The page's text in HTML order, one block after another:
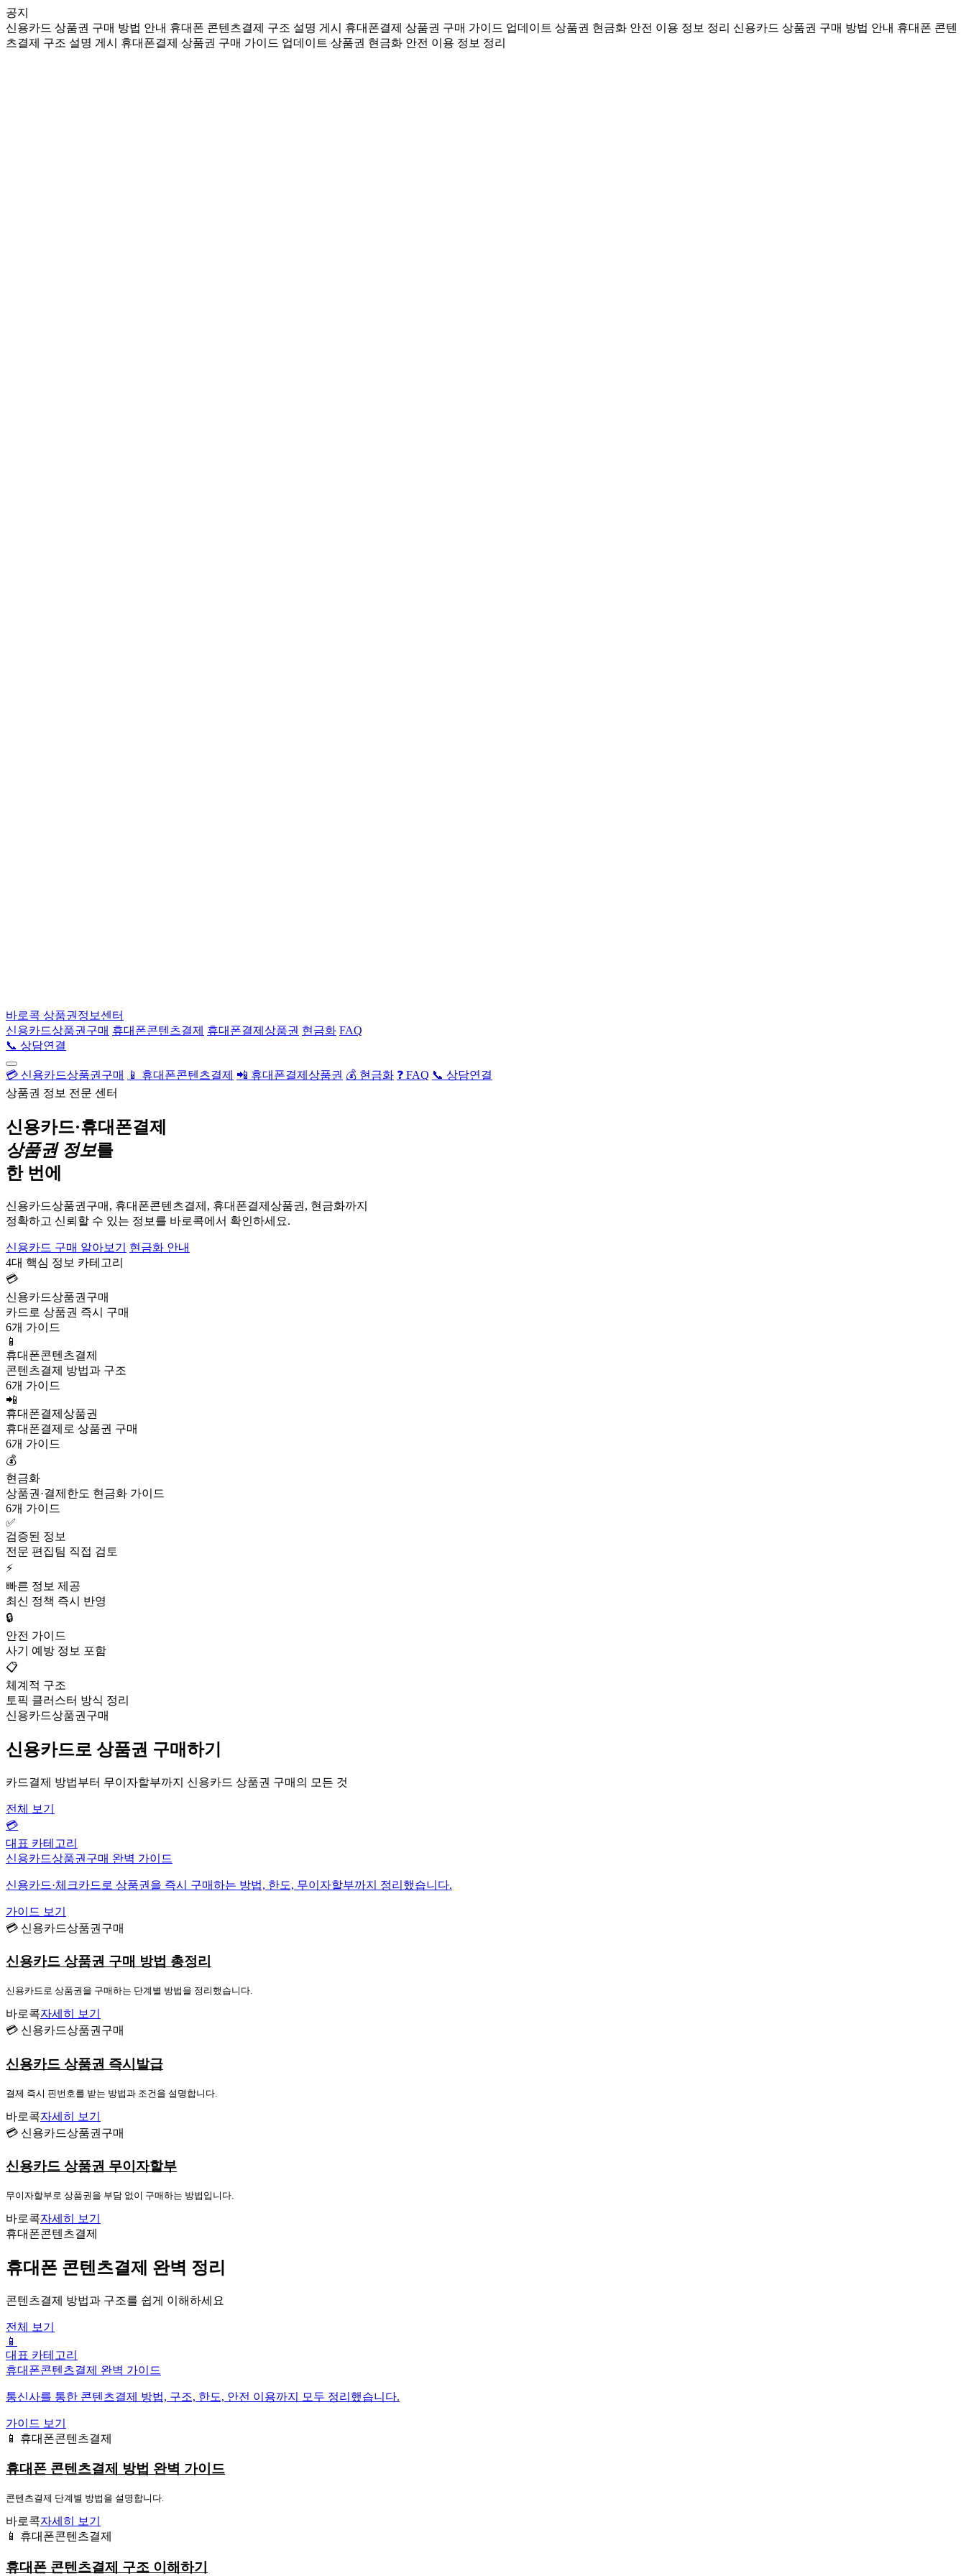
공지
신용카드 상품권 구매 방법 안내 휴대폰 콘텐츠결제 구조 설명 게시 휴대폰결제 상품권 구매 가이드 업데이트 상품권 현금화 안전 이용 정보 정리 신용카드 상품권 구매 방법 안내 휴대폰 콘텐
츠결제 구조 설명 게시
휴대폰결제 상품권 구매 가이드 업데이트 상품권 현금화 안전 이용 정보 정리
바로콕 상품권정보센터
신용카드상품권구매 휴대폰콘텐츠결제 휴대폰결제상품권 현금화 FAQ
📞 상담연결
💳 신용카드상품권구매 📱 휴대폰콘텐츠결제 📲 휴대폰결제상품권 💰 현금화 ❓ FAQ 📞 상담연결
상품권 정보 전문 센터
신용카드·휴대폰결제
상품권 정보를
한 번에
신용카드상품권구매, 휴대폰콘텐츠결제, 휴대폰결제상품권, 현금화까지
정확하고 신뢰할 수 있는 정보를 바로콕에서 확인하세요.
신용카드 구매 알아보기
현금화 안내
4대 핵심 정보 카테고리
💳
신용카드상품권구매
카드로 상품권 즉시 구매
6개 가이드
📱
휴대폰콘텐츠결제
콘텐츠결제 방법과 구조
6개 가이드
📲
휴대폰결제상품권
휴대폰결제로 상품권 구매
6개 가이드
💰
현금화
상품권·결제한도 현금화 가이드
6개 가이드
✅
검증된 정보
전문 편집팀 직접 검토
⚡
빠른 정보 제공
최신 정책 즉시 반영
🔒
안전 가이드
사기 예방 정보 포함
📋
체계적 구조
토픽 클러스터 방식 정리
신용카드상품권구매
신용카드로 상품권 구매하기
카드결제 방법부터 무이자할부까지 신용카드 상품권 구매의 모든 것
전체 보기
💳
대표 카테고리
신용카드상품권구매 완벽 가이드
신용카드·체크카드로 상품권을 즉시 구매하는 방법, 한도, 무이자할부까지 정리했습니다.
가이드 보기
💳 신용카드상품권구매
신용카드 상품권 구매 방법 총정리
신용카드로 상품권을 구매하는 단계별 방법을 정리했습니다.
바로콕자세히 보기
💳 신용카드상품권구매
신용카드 상품권 즉시발급
결제 즉시 핀번호를 받는 방법과 조건을 설명합니다.
바로콕자세히 보기
💳 신용카드상품권구매
신용카드 상품권 무이자할부
무이자할부로 상품권을 부담 없이 구매하는 방법입니다.
바로콕자세히 보기
휴대폰콘텐츠결제
휴대폰 콘텐츠결제 완벽 정리
콘텐츠결제 방법과 구조를 쉽게 이해하세요
전체 보기
📱
대표 카테고리
휴대폰콘텐츠결제 완벽 가이드
통신사를 통한 콘텐츠결제 방법, 구조, 한도, 안전 이용까지 모두 정리했습니다.
가이드 보기
📱 휴대폰콘텐츠결제
휴대폰 콘텐츠결제 방법 완벽 가이드
콘텐츠결제 단계별 방법을 설명합니다.
바로콕자세히 보기
📱 휴대폰콘텐츠결제
휴대폰 콘텐츠결제 구조 이해하기